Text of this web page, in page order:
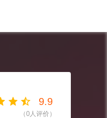
9.9
（0人评价）